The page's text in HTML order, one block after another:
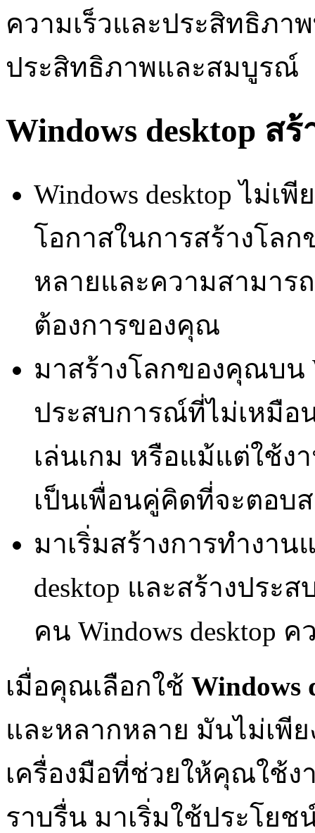
ความเร็วและประสิทธิภ
ประสิทธิภาพและสมบูรณ์
Windows desktop ส
Windows desktop ไม่เ
โอกาสในการสร้างโล
หลายและความสามาร
ต้องการของคุณ
มาสร้างโลกของคุณบน
ประสบการณ์ที่ไม่เหมือ
เล่นเกม หรือแม้แต่ใช้งา
เป็นเพื่อนคู่คิดที่จะตอบ
มาเริ่มสร้างการทำงาน
desktop และสร้างปร
คน Windows desktop
เมื่อคุณเลือกใช้ Windows
และหลากหลาย มันไม่เพี
เครื่องมือที่ช่วยให้คุณใช้
ราบรื่น มาเริ่มใช้ประโ